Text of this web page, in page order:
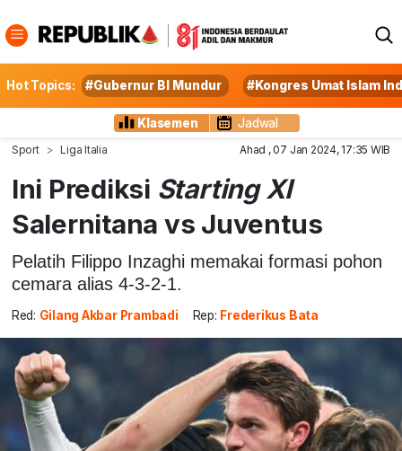
Hot Topics: #Gubernur BI Mundur #Kongres Umat Islam
Klasemen Jadwal
Sport Liga Italia Ahad , 07 Jan 2024, 17:35 WIB
Ini Prediksi Starting XI
Salernitana vs Juventus
Pelatih Filippo Inzaghi memakai formasi pohon
cemara alias 4-3-2-1.
Red: Gilang Akbar Prambadi Rep: Frederikus Bata